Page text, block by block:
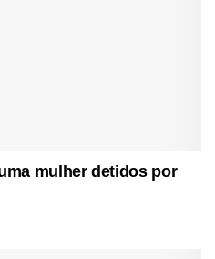
mulher detidos por